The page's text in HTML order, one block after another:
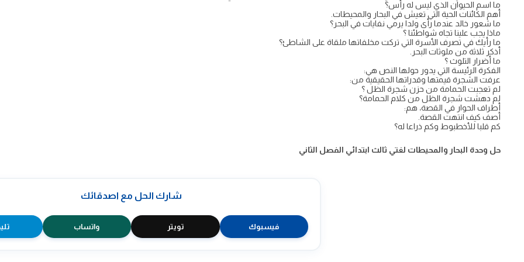
ما اسم الحيوان الذي ليس له رأس؟
أهم الكائنات الحية التي تعيش في البحار والمحيطات.
ما شعور خالد عندما رأى ولدا يرمي نفايات في البحر؟
ماذا يجب علينا تجاه شواطئنا ؟
ما رأيك في تصرف الأسرة التي تركت مخلفاتها ملقاة على الشاطئ؟
أذكر ثلاثة من ملوثات البحر.
ما أضرار التلوث ؟
الفكرة الرئيسة التي يدور حولها النص هي:
عرفت الشجرة قيمتها وقدراتها الحقيقية من:
لم تعجبت الحمامة من حزن شجرة الظل ؟
لم دهشت شجرة الظل من كلام الحمامة؟
أطراف الحوار في القصة، هم:
أصف كيف انتهت القصة.
كم قلبا للأخطبوط وكم ذراعا له؟
حل وحدة البحار والمحيطات لغتي ثالث ابتدائي الفصل الثاني
شارك الحل مع اصدقائك
فيسبوك تويتر واتساب